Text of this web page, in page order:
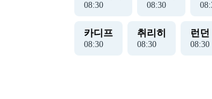
08:30 08:30 08:
카디프
08:30
취리히
08:30
런던
08:30